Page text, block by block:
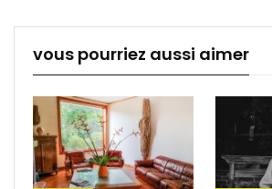
vous pourriez aussi aimer